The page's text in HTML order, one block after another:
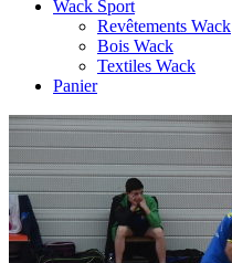
Wack Sport
Revêtements Wack
Bois Wack
Textiles Wack
Panier